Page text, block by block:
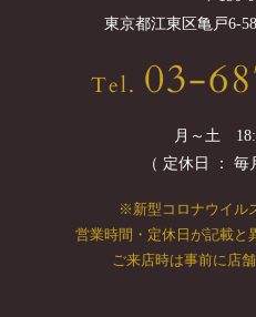
東京都江東区亀戸6-
Tel. 03-
月～土
（ 定休日 ： 毎
※新型コロナウイル
営業時間・定休日が記載と
ご来店時は事前に店